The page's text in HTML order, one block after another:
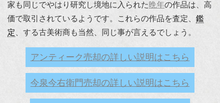
家も同じでやはり研究し境地に入られた晩年の作品は、高
価で取引されているようです。これらの作品を査定、 鑑
定 、する古美術商も当然、同じ事が言えるでしょう。
アンティーク売却の詳しい説明はこちら
今泉今右衛門売却の詳しい説明はこちら